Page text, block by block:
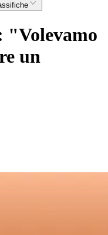
"Volevamo
un